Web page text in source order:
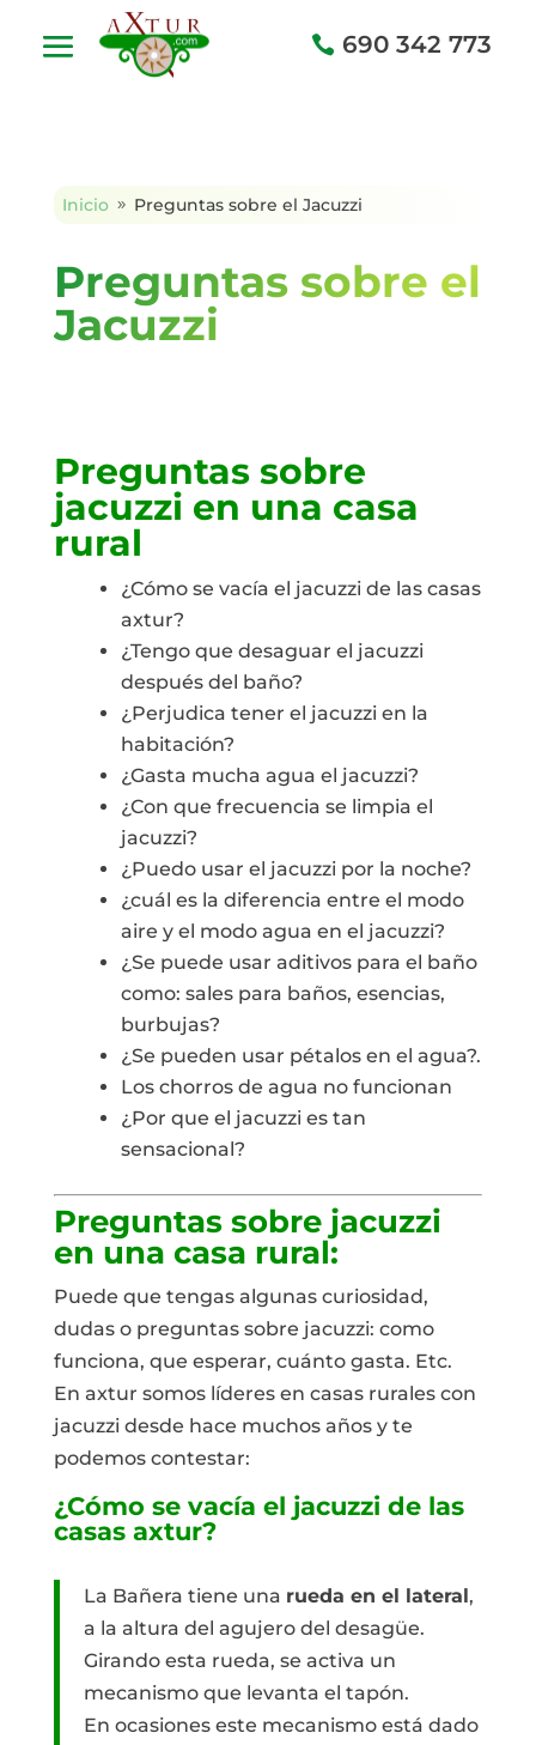
690 342 773
Inicio 9 Preguntas sobre el Jacuzzi
Preguntas sobre el
Jacuzzi
Preguntas sobre
jacuzzi en una casa
rural
¿Cómo se vacía el jacuzzi de las casas
axtur?
¿Tengo que desaguar el jacuzzi
después del baño?
¿Perjudica tener el jacuzzi en la
habitación?
¿Gasta mucha agua el jacuzzi?
¿Con que frecuencia se limpia el
jacuzzi?
¿Puedo usar el jacuzzi por la noche?
¿cuál es la diferencia entre el modo
aire y el modo agua en el jacuzzi?
¿Se puede usar aditivos para el baño
como: sales para baños, esencias,
burbujas?
¿Se pueden usar pétalos en el agua?.
Los chorros de agua no funcionan
¿Por que el jacuzzi es tan
sensacional?
Preguntas sobre jacuzzi
en una casa rural:
Puede que tengas algunas curiosidad,
dudas o preguntas sobre jacuzzi: como
funciona, que esperar, cuánto gasta. Etc.
En axtur somos líderes en casas rurales con
jacuzzi desde hace muchos años y te
podemos contestar:
¿Cómo se vacía el jacuzzi de las
casas axtur?
La Bañera tiene una rueda en el lateral,
a la altura del agujero del desagüe.
Girando esta rueda, se activa un
mecanismo que levanta el tapón.
En ocasiones este mecanismo está dado